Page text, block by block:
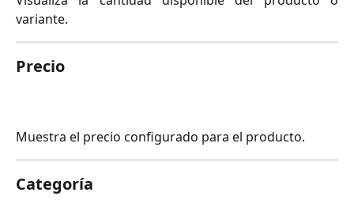
variante.
Precio
Muestra el precio configurado para el producto.
Categoría